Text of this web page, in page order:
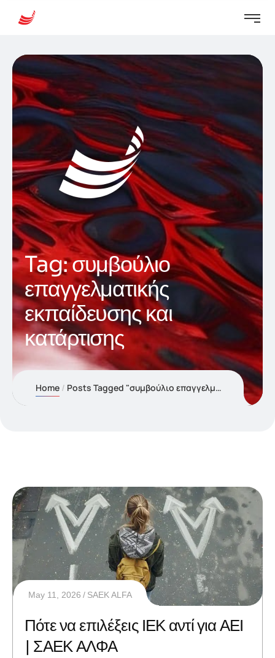
Tag:συμβούλιο
επαγγελματικής
εκπαίδευσης και
κατάρτισης
Home Posts Tagged "συμβούλιο επαγγελματικής εκπαίδευσης και κατάρτισης"
May 11, 2026 SAEK ALFA
Πότε να επιλέξεις ΙΕΚ αντί για ΑΕΙ
| ΣΑΕΚ ΑΛΦΑ